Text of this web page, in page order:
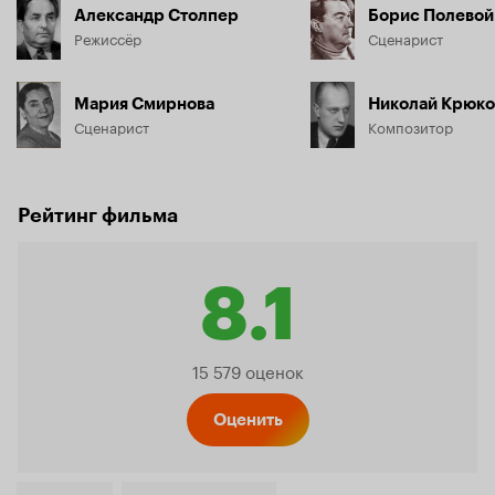
Александр Столпер
Режиссёр
Мария Смирнова
Сценарист
Борис Полевой
Сценарист
Николай
Композитор
Рейтинг фильма
8.1
Рейтинг
15 579 оценок
Оценить